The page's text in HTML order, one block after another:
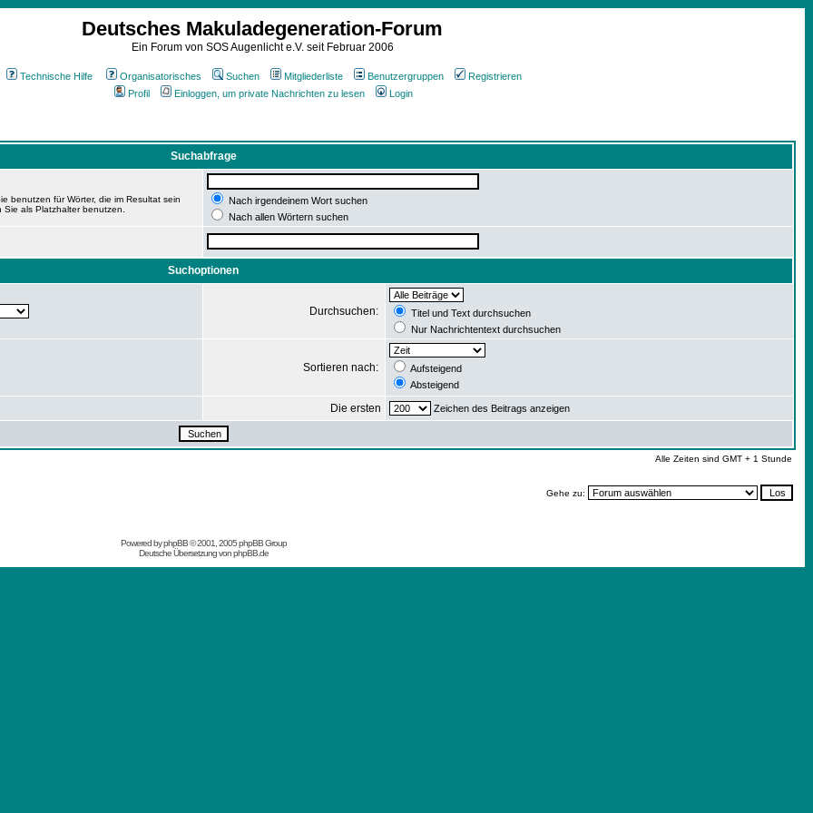
Deutsches Makuladegeneration-Forum
Ein Forum von SOS Augenlicht e.V. seit Februar 2006
Technische Hilfe Organisatorisches Suchen Mitgliederliste Benutzergruppen
Registrieren
Profil
Einloggen, um private Nachrichten zu lesen Login
Suchabfrage
benutzen für Wörter, die im Resultat sein
als Platzhalter benutzen.
Nach irgendeinem Wort suchen
Nach allen Wörtern suchen
Suchoptionen
Durchsuchen:
Titel und Text durchsuchen
Nur Nachrichtentext durchsuchen
Sortieren nach:
Aufsteigend
Absteigend
Die ersten Zeichen des Beitrags anzeigen
Alle Zeiten sind GMT + 1 Stunde
Gehe zu:
Powered byphpBB© 2001, 2005 phpBB Group
Deutsche Übersetzung vonphpBB.de